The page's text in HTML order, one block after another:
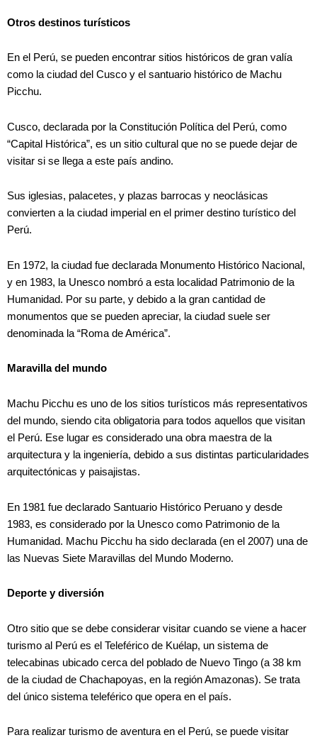
Otros destinos turísticos
En el Perú, se pueden encontrar sitios históricos de gran valía
como la ciudad del Cusco y el santuario histórico de Machu
Picchu.
Cusco, declarada por la Constitución Política del Perú, como
“Capital Histórica”, es un sitio cultural que no se puede dejar de
visitar si se llega a este país andino.
Sus iglesias, palacetes, y plazas barrocas y neoclásicas
convierten a la ciudad imperial en el primer destino turístico del
Perú.
En 1972, la ciudad fue declarada Monumento Histórico Nacional,
y en 1983, la Unesco nombró a esta localidad Patrimonio de la
Humanidad. Por su parte, y debido a la gran cantidad de
monumentos que se pueden apreciar, la ciudad suele ser
denominada la “Roma de América”.
Maravilla del mundo
Machu Picchu es uno de los sitios turísticos más representativos
del mundo, siendo cita obligatoria para todos aquellos que visitan
el Perú. Ese lugar es considerado una obra maestra de la
arquitectura y la ingeniería, debido a sus distintas particularidades
arquitectónicas y paisajistas.
En 1981 fue declarado Santuario Histórico Peruano y desde
1983, es considerado por la Unesco como Patrimonio de la
Humanidad. Machu Picchu ha sido declarada (en el 2007) una de
las Nuevas Siete Maravillas del Mundo Moderno.
Deporte y diversión
Otro sitio que se debe considerar visitar cuando se viene a hacer
turismo al Perú es el Teleférico de Kuélap, un sistema de
telecabinas ubicado cerca del poblado de Nuevo Tingo (a 38 km
de la ciudad de Chachapoyas, en la región Amazonas). Se trata
del único sistema teleférico que opera en el país.
Para realizar turismo de aventura en el Perú, se puede visitar